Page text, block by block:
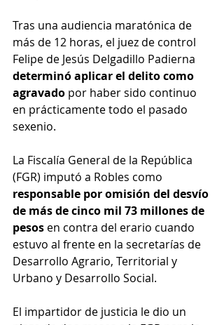
Tras una audiencia maratónica de
más de 12 horas, el juez de control
Felipe de Jesús Delgadillo Padierna
determinó aplicar el delito como
agravado por haber sido continuo
en prácticamente todo el pasado
sexenio.
La Fiscalía General de la República
(FGR) imputó a Robles como
responsable por omisión del desvío
de más de cinco mil 73 millones de
pesos en contra del erario cuando
estuvo al frente en la secretarías de
Desarrollo Agrario, Territorial y
Urbano y Desarrollo Social.
El impartidor de justicia le dio un